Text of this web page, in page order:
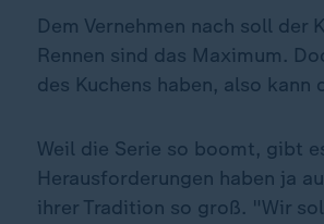
Dem Vernehmen nach soll
Rennen sind das Maximum.
des Kuchens haben, also
Weil die Serie so boomt, gibt
Herausforderungen haben ja
ihrer Tradition so groß. "Wir